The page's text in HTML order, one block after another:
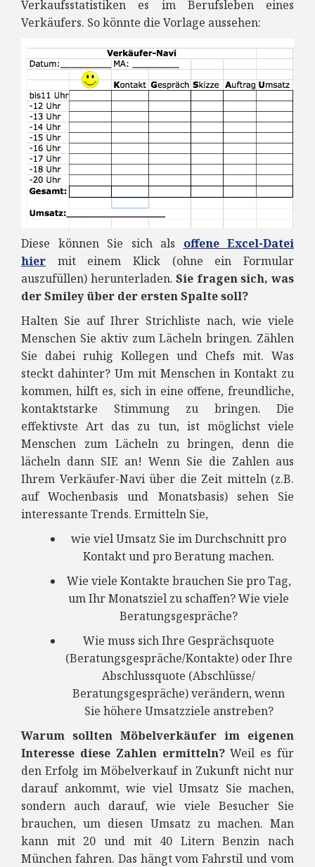
Verkaufsstatistiken es im Berufsleben eines
Verkäufers. So könnte die Vorlage aussehen:
Diese können Sie sich als offene Excel-Datei
hier mit einem Klick (ohne ein Formular
auszufüllen) herunterladen.Sie fragen sich, was
der Smiley über der ersten Spalte soll?
Halten Sie auf Ihrer Strichliste nach, wie viele
Menschen Sie aktiv zum Lächeln bringen. Zählen
Sie dabei ruhig Kollegen und Chefs mit. Was
steckt dahinter? Um mit Menschen in Kontakt zu
kommen, hilft es, sich in eine offene, freundliche,
kontaktstarke Stimmung zu bringen. Die
effektivste Art das zu tun, ist möglichst viele
Menschen zum Lächeln zu bringen, denn die
lächeln dann SIE an! Wenn Sie die Zahlen aus
Ihrem Verkäufer-Navi über die Zeit mitteln (z.B.
auf Wochenbasis und Monatsbasis) sehen Sie
interessante Trends. Ermitteln Sie,
wie viel Umsatz Sie im Durchschnitt pro
Kontakt und pro Beratung machen.
Wie viele Kontakte brauchen Sie pro Tag,
um Ihr Monatsziel zu schaffen? Wie viele
Beratungsgespräche?
Wie muss sich Ihre Gesprächsquote
(Beratungsgespräche/Kontakte) oder Ihre
Abschlussquote (Abschlüsse/
Beratungsgespräche) verändern, wenn
Sie höhere Umsatzziele anstreben?
Warum sollten Möbelverkäufer im eigenen
Interesse diese Zahlen ermitteln?Weil es für
den Erfolg im Möbelverkauf in Zukunft nicht nur
darauf ankommt, wie viel Umsatz Sie machen,
sondern auch darauf, wie viele Besucher Sie
brauchen, um diesen Umsatz zu machen. Man
kann mit 20 und mit 40 Litern Benzin nach
München fahren. Das hängt vom Fahrstil und vom